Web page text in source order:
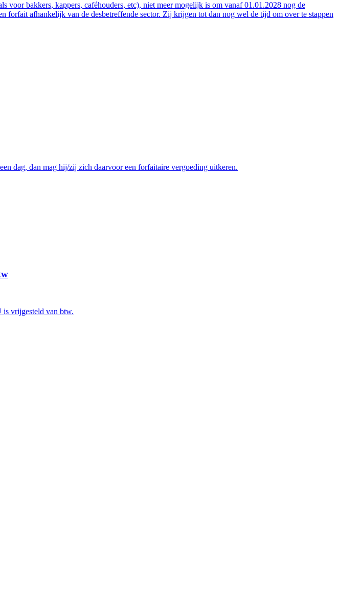
voor bakkers, kappers, caféhouders, etc), niet meer mogelijk is om vanaf 01.01.2028 nog de
afhankelijk van de desbetreffende sector. Zij krijgen tot dan nog wel de tijd om over te stappen
dag, dan mag hij/zij zich daarvoor een forfaitaire vergoeding uitkeren.
is vrijgesteld van btw.